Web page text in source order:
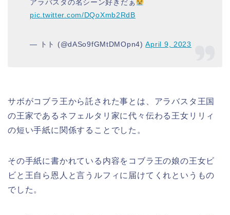
アラバスタの名シーン好きだぁ
pic.twitter.com/DQoXmb2RdB
— トト (@dASo9fGMtDMOpn4)April 9, 2023
サボがコブラ王から託された事とは、アラバスタ王国
の王家であるネフェルタリ家に代々伝わる王女リリィ
の短い手紙に関係することでした。
その手紙に書かれている内容をコブラ王の娘の王女ビ
ビと王自ら恩人と言うルフィに届けてくれというもの
でした。